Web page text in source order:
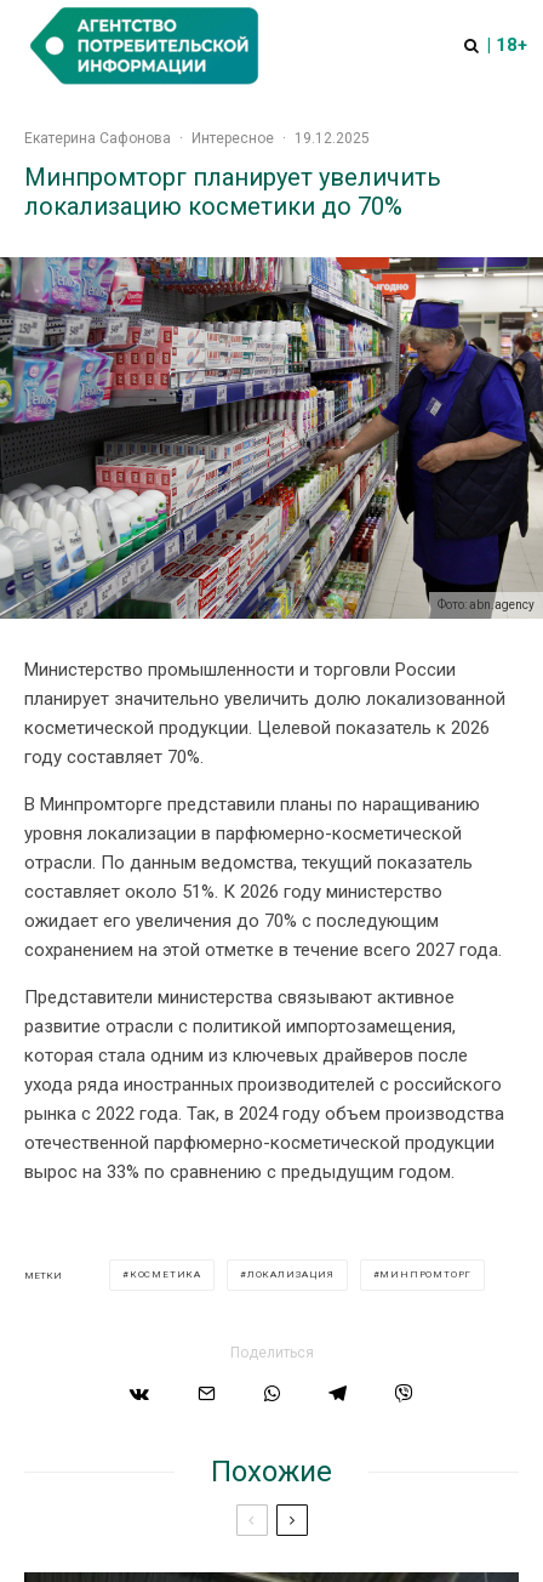
| 18+
Екатерина Сафонова · Интересное · 19.12.2025
Минпромторг планирует увеличить
локализацию косметики до 70%
Фото: abn.agency
Министерство промышленности и торговли России
планирует значительно увеличить долю локализованной
косметической продукции. Целевой показатель к 2026
году составляет 70%.
В Минпромторге представили планы по наращиванию
уровня локализации в парфюмерно-косметической
отрасли. По данным ведомства, текущий показатель
составляет около 51%. К 2026 году министерство
ожидает его увеличения до 70% с последующим
сохранением на этой отметке в течение всего 2027 года.
Представители министерства связывают активное
развитие отрасли с политикой импортозамещения,
которая стала одним из ключевых драйверов после
ухода ряда иностранных производителей с российского
рынка с 2022 года. Так, в 2024 году объем производства
отечественной парфюмерно-косметической продукции
вырос на 33% по сравнению с предыдущим годом.
МЕТКИ КОСМЕТИКА ЛОКАЛИЗАЦИЯ МИНПРОМТОРГ
Поделиться
Похожие